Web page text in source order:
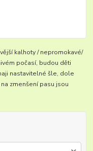
kalhoty / nepromokavé/
počasí, budou děti
nastavitelné šle, dole
zmenšení pasu jsou